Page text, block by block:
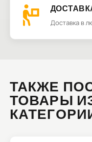
Доставка в
ТАКЖЕ
ТОВАРЫ